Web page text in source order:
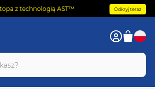
z technologią AST™ Odkryj teraz